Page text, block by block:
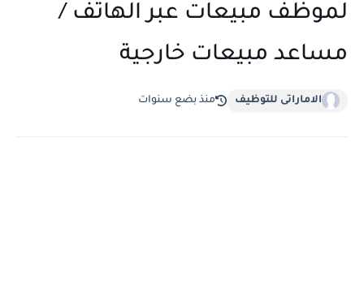
لموظف مبيعات عبر الهاتف /
مساعد مبيعات خارجية
الاماراتى للتوظيف منذ بضع سنوات